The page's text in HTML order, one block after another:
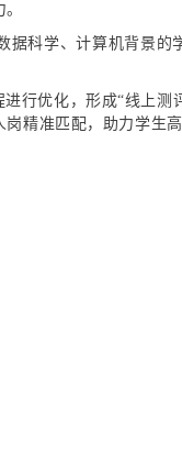
科学、计算机背景的
行优化，形成“线上测
精准匹配，助力学生高